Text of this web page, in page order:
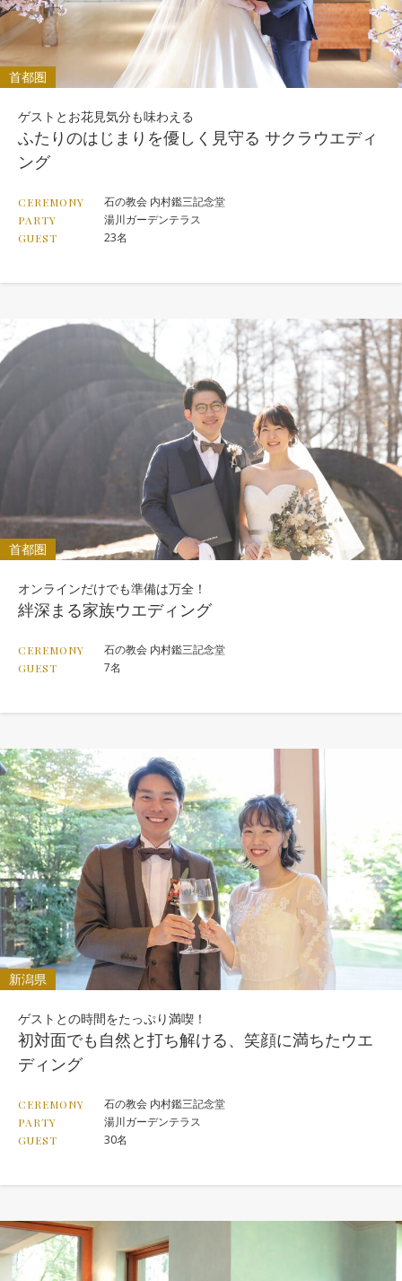
首都圏
ゲストとお花見気分も味わえる
ふたりのはじまりを優しく見守る サクラウエディ
ング
CEREMONY 石の教会 内村鑑三記念堂
PARTY 湯川ガーデンテラス
GUEST 23名
首都圏
オンラインだけでも準備は万全！
絆深まる家族ウエディング
CEREMONY 石の教会 内村鑑三記念堂
GUEST 7名
新潟県
ゲストとの時間をたっぷり満喫！
初対面でも自然と打ち解ける、笑顔に満ちたウエ
ディング
CEREMONY 石の教会 内村鑑三記念堂
PARTY 湯川ガーデンテラス
GUEST 30名